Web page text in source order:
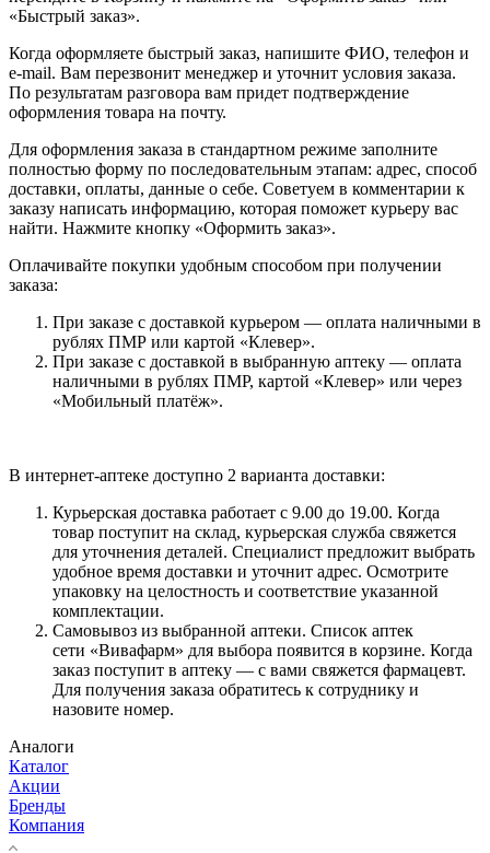
«Быстрый заказ».
Когда оформляете быстрый заказ, напишите ФИО, телефон и
e-mail. Вам перезвонит менеджер и уточнит условия заказа.
По результатам разговора вам придет подтверждение
оформления товара на почту.
Для оформления заказа в стандартном режиме заполните
полностью форму по последовательным этапам: адрес, способ
доставки, оплаты, данные о себе. Советуем в комментарии к
заказу написать информацию, которая поможет курьеру вас
найти. Нажмите кнопку «Оформить заказ».
Оплачивайте покупки удобным способом при получении
заказа:
При заказе с доставкой курьером — оплата наличными в
рублях ПМР или картой «Клевер».
При заказе с доставкой в выбранную аптеку — оплата
наличными в рублях ПМР, картой «Клевер» или через
«Мобильный платёж».
В интернет-аптеке доступно 2 варианта доставки:
Курьерская доставка работает с 9.00 до 19.00. Когда
товар поступит на склад, курьерская служба свяжется
для уточнения деталей. Специалист предложит выбрать
удобное время доставки и уточнит адрес. Осмотрите
упаковку на целостность и соответствие указанной
комплектации.
Самовывоз из выбранной аптеки. Список аптек
сети «Вивафарм» для выбора появится в корзине. Когда
заказ поступит в аптеку — с вами свяжется фармацевт.
Для получения заказа обратитесь к сотруднику и
назовите номер.
Аналоги
Каталог
Акции
Бренды
Компания